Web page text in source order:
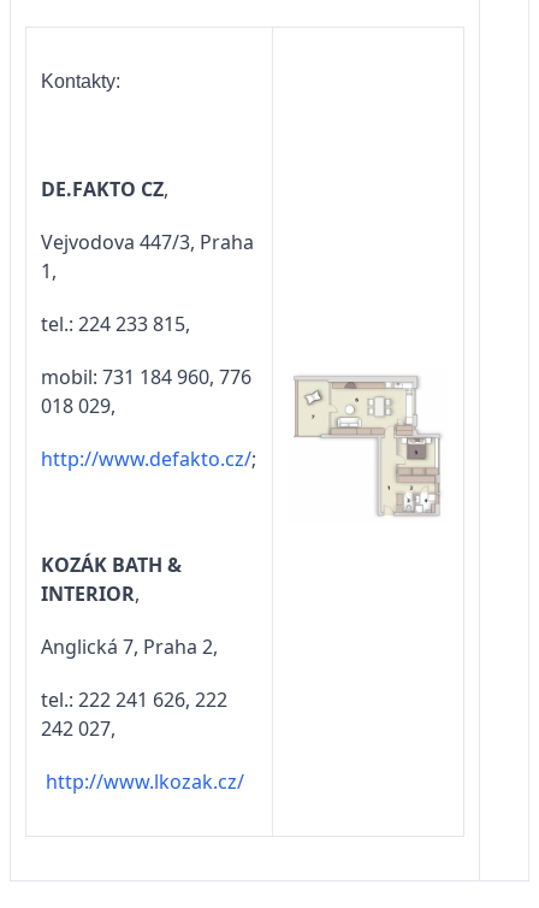
Kontakty:
DE.FAKTO CZ,
Vejvodova 447/3, Praha
1,
tel.: 224 233 815,
mobil: 731 184 960, 776
018 029,
http://www.defakto.cz/;
KOZÁK BATH &
INTERIOR,
Anglická 7, Praha 2,
tel.: 222 241 626, 222
242 027,
http://www.lkozak.cz/